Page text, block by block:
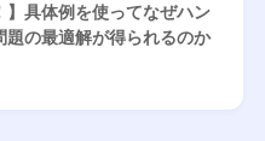
】具体例を使ってなぜハン
題の最適解が得られるのか